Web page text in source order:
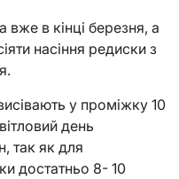
вже в кінці березня, а
насіння редиски з
у проміжку 10
день
так як для
достатньо 8- 10